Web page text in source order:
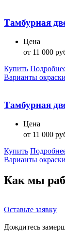
Тамбурная
Цена
от 11 000
Купить
Варианты
Тамбурная
Цена
от 11 000
Купить
Варианты
Как мы
Оставьте заявку
Дождитесь